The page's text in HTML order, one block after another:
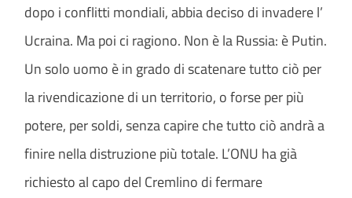
dopo i conflitti mondiali, abbia deciso di invadere l’
Ucraina. Ma poi ci ragiono. Non è la Russia: è Putin.
Un solo uomo è in grado di scatenare tutto ciò per
la rivendicazione di un territorio, o forse per più
potere, per soldi, senza capire che tutto ciò andrà a
finire nella distruzione più totale. L’ONU ha già
richiesto al capo del Cremlino di fermare